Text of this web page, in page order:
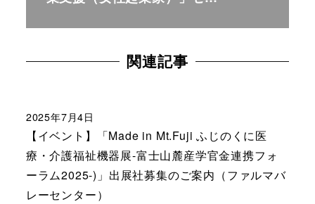
関連記事
【イベント】「Made in Mt.Fuji ふじのくに医
療・介護福祉機器展-富士山麓産学官金連携フォ
ーラム2025-)」出展社募集のご案内（ファルマバ
レーセンター）
2025年7月4日